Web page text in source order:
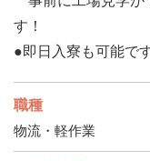
す！
●即日入寮も可能で
職種
物流・軽作業